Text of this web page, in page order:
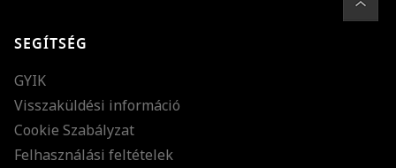
különleges ajánlatainkat és stílustippjeinket!
SEGÍTSÉG
GYIK
Visszaküldési információ
Cookie Szabályzat
Felhasználási feltételek